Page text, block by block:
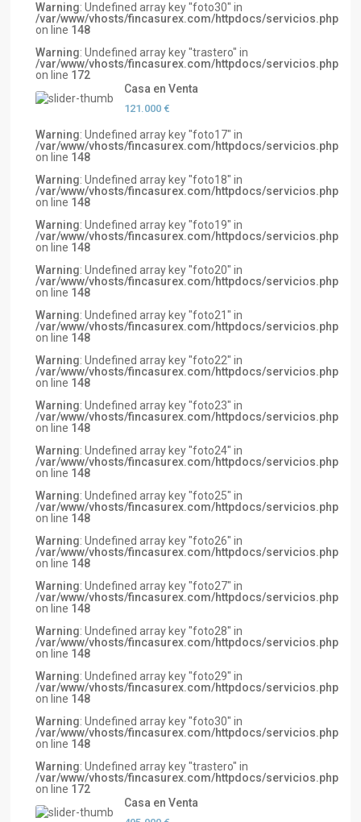
Warning: Undefined array key "foto30" in
/var/www/vhosts/fincasurex.com/httpdocs/servicios.php
on line 148
Warning: Undefined array key "trastero" in
/var/www/vhosts/fincasurex.com/httpdocs/servicios.php
on line 172
Casa en Venta
121.000 €
Warning: Undefined array key "foto17" in
/var/www/vhosts/fincasurex.com/httpdocs/servicios.php
on line 148
Warning: Undefined array key "foto18" in
/var/www/vhosts/fincasurex.com/httpdocs/servicios.php
on line 148
Warning: Undefined array key "foto19" in
/var/www/vhosts/fincasurex.com/httpdocs/servicios.php
on line 148
Warning: Undefined array key "foto20" in
/var/www/vhosts/fincasurex.com/httpdocs/servicios.php
on line 148
Warning: Undefined array key "foto21" in
/var/www/vhosts/fincasurex.com/httpdocs/servicios.php
on line 148
Warning: Undefined array key "foto22" in
/var/www/vhosts/fincasurex.com/httpdocs/servicios.php
on line 148
Warning: Undefined array key "foto23" in
/var/www/vhosts/fincasurex.com/httpdocs/servicios.php
on line 148
Warning: Undefined array key "foto24" in
/var/www/vhosts/fincasurex.com/httpdocs/servicios.php
on line 148
Warning: Undefined array key "foto25" in
/var/www/vhosts/fincasurex.com/httpdocs/servicios.php
on line 148
Warning: Undefined array key "foto26" in
/var/www/vhosts/fincasurex.com/httpdocs/servicios.php
on line 148
Warning: Undefined array key "foto27" in
/var/www/vhosts/fincasurex.com/httpdocs/servicios.php
on line 148
Warning: Undefined array key "foto28" in
/var/www/vhosts/fincasurex.com/httpdocs/servicios.php
on line 148
Warning: Undefined array key "foto29" in
/var/www/vhosts/fincasurex.com/httpdocs/servicios.php
on line 148
Warning: Undefined array key "foto30" in
/var/www/vhosts/fincasurex.com/httpdocs/servicios.php
on line 148
Warning: Undefined array key "trastero" in
/var/www/vhosts/fincasurex.com/httpdocs/servicios.php
on line 172
Casa en Venta